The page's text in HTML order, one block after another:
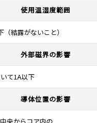
使用温湿度範囲
結露がないこと）
外部磁界の影響
て1A以下
導体位置の影響